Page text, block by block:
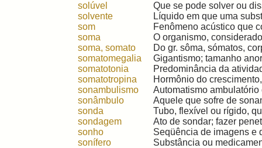
solúvel
Que se pode solver ou
solvente
Líquido em que uma
som
Fenômeno acústico que
soma
O organismo,
soma, somato
Do gr. sôma, sómatos,
somatomegalia
Gigantismo; tamanho
somatotonia
Predominância da
somatotropina
Hormônio do
sonambulismo
Automatismo
sonâmbulo
Aquele que sofre de
sonda
Tubo, flexível ou rígido,
sondagem
Ato de sondar; fazer
sonho
Seqüência de imagens e
sonífero
Substância ou